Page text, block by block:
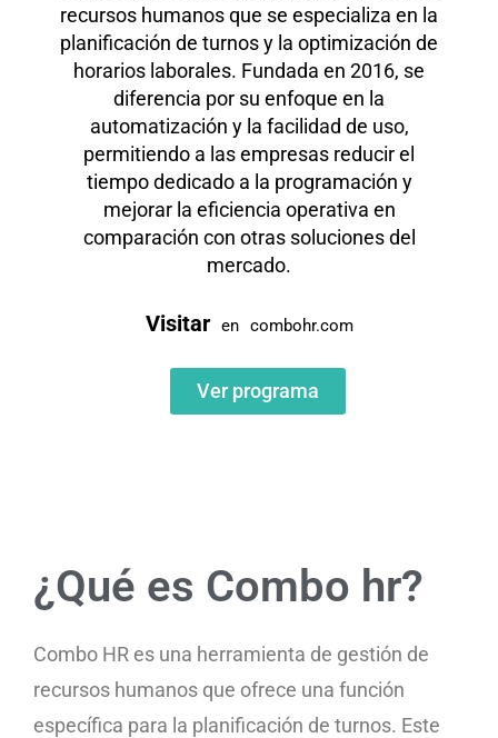
recursos humanos que se especializa en la
planificación de turnos y la optimización de
horarios laborales. Fundada en 2016, se
diferencia por su enfoque en la
automatización y la facilidad de uso,
permitiendo a las empresas reducir el
tiempo dedicado a la programación y
mejorar la eficiencia operativa en
comparación con otras soluciones del
mercado.
Visitar en combohr.com
Ver programa
¿Qué es Combo hr?
Combo HR es una herramienta de gestión de
recursos humanos que ofrece una función
específica para la planificación de turnos. Este